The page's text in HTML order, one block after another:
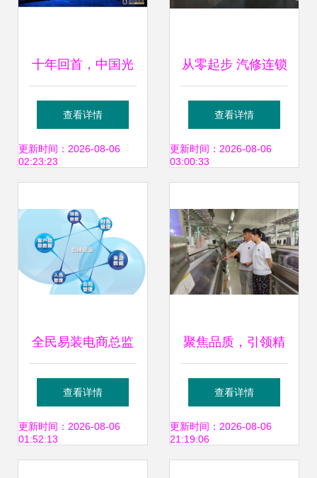
十年回首，中国光
伏品牌的全球领导
力之路
查看详情
更新时间：2026-08-06
02:23:23
从零起步 汽修连锁
店的品牌设计与低
成本突围策略
查看详情
更新时间：2026-08-06
03:00:33
全民易装电商总监
史骏涛 全面实行云
智能信息化管理，
查看详情
更新时间：2026-08-06
01:52:13
聚焦品质，引领精
英生活 希柔与汉斯
曼包公验货达成战
查看详情
更新时间：2026-08-06
21:19:06